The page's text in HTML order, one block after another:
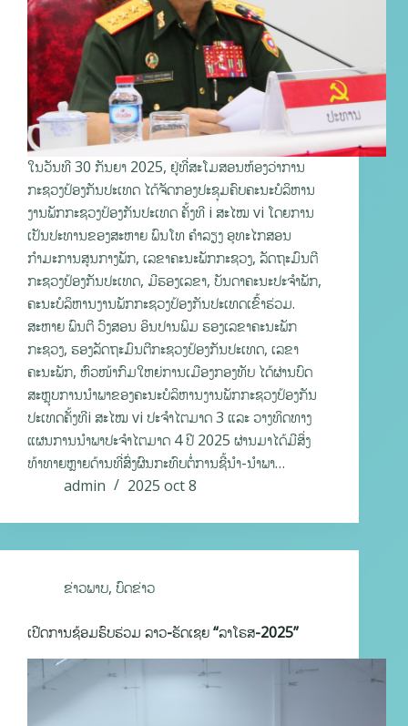
ໃນວັນທີ 30 ກັນຍາ 2025, ຢູ່ທີ່ສະໂມສອນຫ້ອງວ່າການ
ກະຊວງປ້ອງກັນປະເທດ ໄດ້ຈັດກອງປະຊຸມຄົບຄະນະບໍລິຫານ
ງານພັກກະຊວງປ້ອງກັນປະເທດ ຄັ້ງທີ i ສະໄໝ vi ໂດຍການ
ເປັນປະທານຂອງສະຫາຍ ພົນໂທ ຄຳລຽງ ອຸທະໄກສອນ
ກຳມະການສູນກາງພັກ, ເລຂາຄະນະພັກກະຊວງ, ລັດຖະມົນຕີ
ກະຊວງປ້ອງກັນປະເທດ, ມີຮອງເລຂາ, ບັນດາຄະນະປະຈຳພັກ,
ຄະນະບໍລິຫານງານພັກກະຊວງປ້ອງກັນປະເທດເຂົ້າຮ່ວມ.
ສະຫາຍ ພົນຕີ ວົງສອນ ອິນປານພິມ ຮອງເລຂາຄະນະພັກ
ກະຊວງ, ຮອງລັດຖະມົນຕີກະຊວງປ້ອງກັນປະເທດ, ເລຂາ
ຄະນະພັກ, ຫົວໜ້າກົມໃຫຍ່ການເມືອງກອງທັບ ໄດ້ຜ່ານບົດ
ສະຫຼຸບການນໍາພາຂອງຄະນະບໍລິຫານງານພັກກະຊວງປ້ອງກັນ
ປະເທດຄັ້ງທີi ສະໄໝ vi ປະຈຳໄຕມາດ 3 ແລະ ວາງທິດທາງ
ແຜນການນຳພາປະຈຳໄຕມາດ 4 ປີ 2025 ຜ່ານມາໄດ້ມີສິ່ງ
ທ້າທາຍຫຼາຍດ້ານທີ່ສົ່ງຜົນກະທົບຕໍ່ການຊີ້ນໍາ-ນໍາພາ…
admin
2025 oct 8
ຂ່າວພາບ, ບົດຂ່າວ
ເປີດການຊ້ອມຮົບຮ່ວມ ລາວ-ຣັດເຊຍ “ລາໂຣສ-2025”